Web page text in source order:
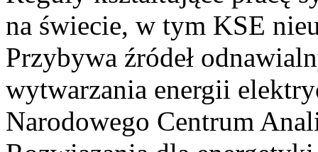
na świecie, w tym KSE
Przybywa źródeł
wytwarzania energii
Narodowego Centrum